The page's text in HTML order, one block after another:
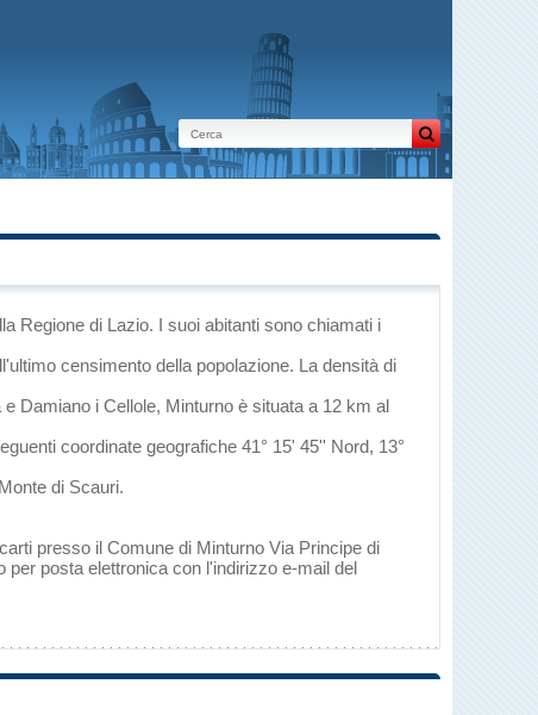
Regione di Lazio. I suoi abitanti sono chiamati i
censimento della popolazione. La densità di
e Damiano i Cellole, Minturno è situata a 12 km al
coordinate geografiche 41° 15' 45'' Nord, 13°
di Scauri.
presso il Comune di Minturno Via Principe di
per posta elettronica con l'indirizzo e-mail del